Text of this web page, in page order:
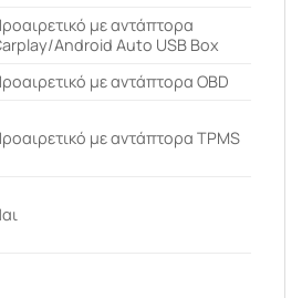
με αντάπτορα
Android Auto USB Box
με αντάπτορα OBD
με αντάπτορα TPMS